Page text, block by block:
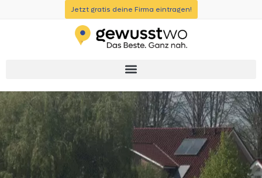
Jetzt gratis deine Firma eintragen!